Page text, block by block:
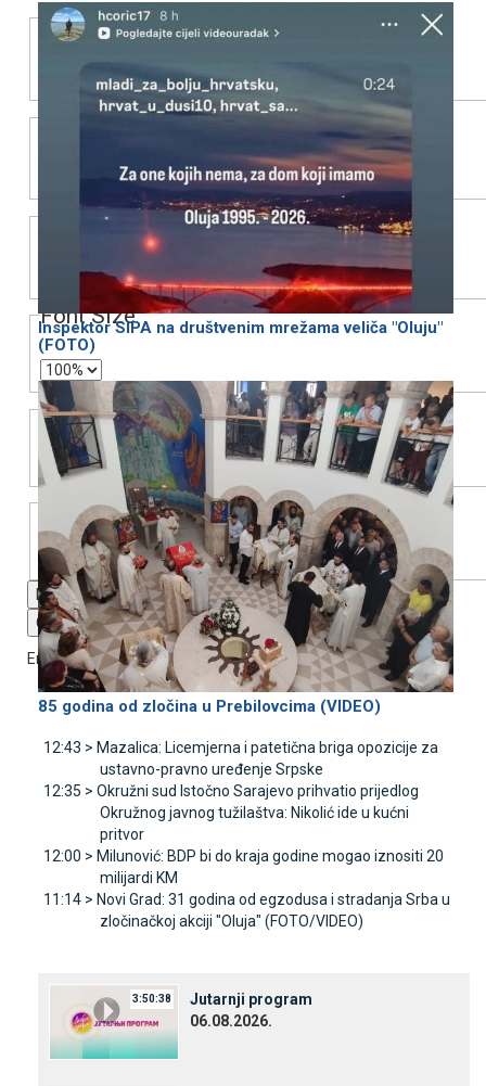
Text
Transparency
Background
Transparency
Window
Color Transparency
Font Size
Text Edge Style
Font Family
Resetrestore all settings to the default values
Done
Close Modal Dialog
End of dialog window.
Inspektor SIPA na društvenim mrežama veliča "Oluju"
(FOTO)
85 godina od zločina u Prebilovcima (VIDEO)
12:43 > Mazalica: Licemjerna i patetična briga opozicije za
ustavno-pravno uređenje Srpske
12:35 > Okružni sud Istočno Sarajevo prihvatio prijedlog
Okružnog javnog tužilaštva: Nikolić ide u kućni
pritvor
12:00 > Milunović: BDP bi do kraja godine mogao iznositi 20
milijardi KM
11:14 > Novi Grad: 31 godina od egzodusa i stradanja Srba u
zločinačkoj akciji "Oluja" (FOTO/VIDEO)
3:50:38
Јutarnji program
06.08.2026.